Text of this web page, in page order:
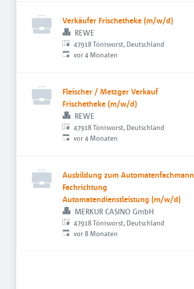
Verkäufer Frischetheke (m/w/d)
REWE
47918 Tönisvorst, Deutschland
Veröffentlicht:
vor 4 Monaten
Fleischer / Metzger Verkauf
Frischetheke (m/w/d)
REWE
47918 Tönisvorst, Deutschland
Veröffentlicht:
vor 4 Monaten
Ausbildung zum Automatenfachmann
Fachrichtung
Automatendienstleistung (m/w/d)
MERKUR CASINO GmbH
47918 Tönisvorst, Deutschland
Veröffentlicht:
vor 8 Monaten